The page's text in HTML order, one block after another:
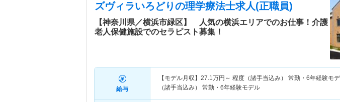
ズヴィラいろどりの理学療法士求人(正職員)
【神奈川県／横浜市緑区】 人気の横浜エリアでのお仕事！介護
老人保健施設でのセラピスト募集！
給与
【モデル月収】 27.1万円～ 程度（諸手当込み） 常勤・6年経験モデ
（諸手当込み） 常勤・6年経験モデル